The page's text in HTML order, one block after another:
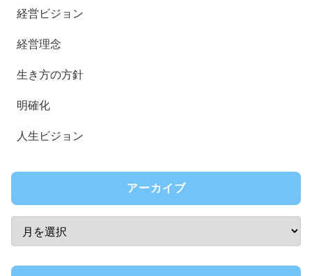
経営ビジョン
経営理念
生き方の方針
明確化
人生ビジョン
アーカイブ